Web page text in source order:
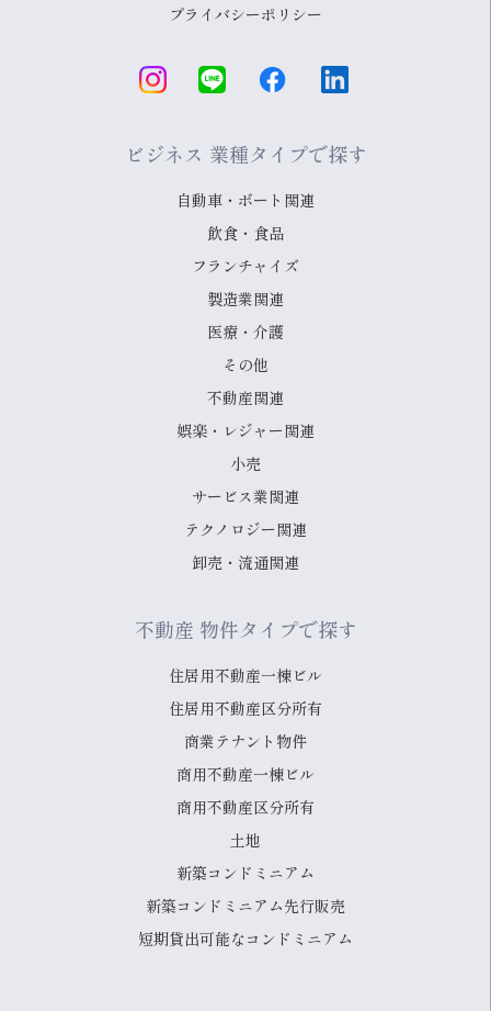
プライバシーポリシー
不動産 物件タイプで探す
住居用不動産一棟ビル
住居用不動産区分所有
商業テナント物件
商用不動産一棟ビル
商用不動産区分所有
土地
新築コンドミニアム
新築コンドミニアム先行販売
短期貸出可能なコンドミニアム
ビジネス 業種タイプで探す
自動車・ボート関連
飲食・食品
フランチャイズ
製造業関連
医療・介護
その他
不動産関連
娯楽・レジャー関連
小売
サービス業関連
テクノロジー関連
卸売・流通関連